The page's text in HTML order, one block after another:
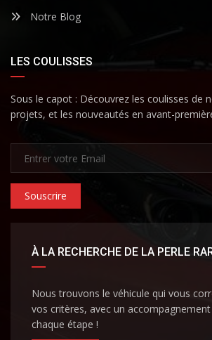
Notre Blog
LES COULISSES
Sous le capot : Découvrez les coulisses de
projets, et les nouveautés en avant-
Souscrire
À LA RECHERCHE DE LA PERLE
Nous trouvons le véhicule qui vous
vos critères, avec un
chaque étape !